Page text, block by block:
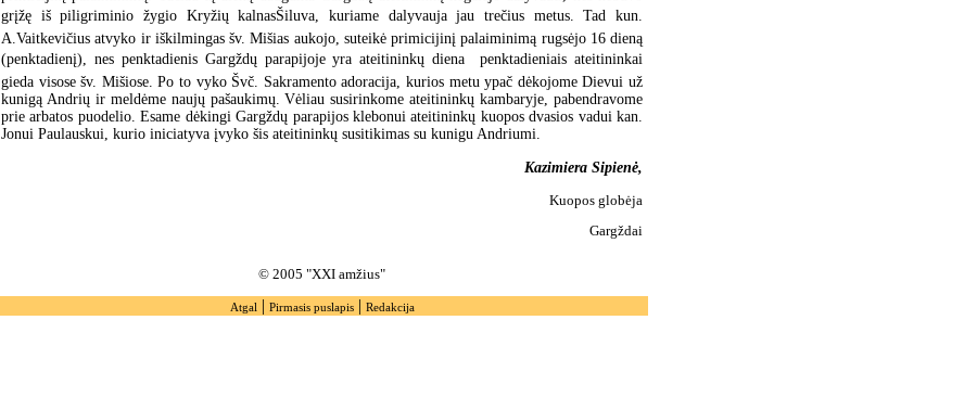
grįžę iš piligriminio žygio Kryžių kalnasŠiluva, kuriame dalyvauja jau trečius metus. Tad kun.
A.Vaitkevičius atvyko ir iškilmingas šv. Mišias aukojo, suteikė primicijinį palaiminimą rugsėjo 16 dieną
(penktadienį), nes penktadienis Gargždų parapijoje yra ateitininkų diena  penktadieniais ateitininkai
gieda visose šv. Mišiose. Po to vyko Švč. Sakramento adoracija, kurios metu ypač dėkojome Dievui už
kunigą Andrių ir meldėme naujų pašaukimų. Vėliau susirinkome ateitininkų kambaryje, pabendravome
prie arbatos puodelio. Esame dėkingi Gargždų parapijos klebonui ateitininkų kuopos dvasios vadui kan.
Jonui Paulauskui, kurio iniciatyva įvyko šis ateitininkų susitikimas su kunigu Andriumi.
Kazimiera Sipienė,
Kuopos globėja
Gargždai
© 2005 "XXI amžius"
Atgal | Pirmasis puslapis| Redakcija